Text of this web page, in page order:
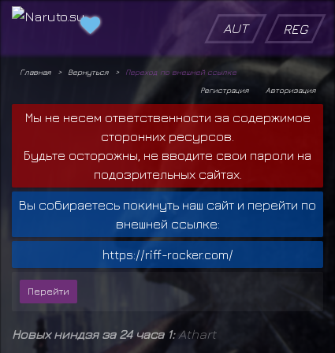
AUT REG
Главная Вернуться
Переход по внешней ссылке
Авторизация
Регистрация
Мы не несем ответственности за содержимое
сторонних ресурсов.
Будьте осторожны, не вводите свои пароли на
подозрительных сайтах.
Вы собираетесь покинуть наш сайт и перейти по
внешней ссылке:
https://riff-rocker.com/
Новых ниндзя за 24 часа 1:Athart